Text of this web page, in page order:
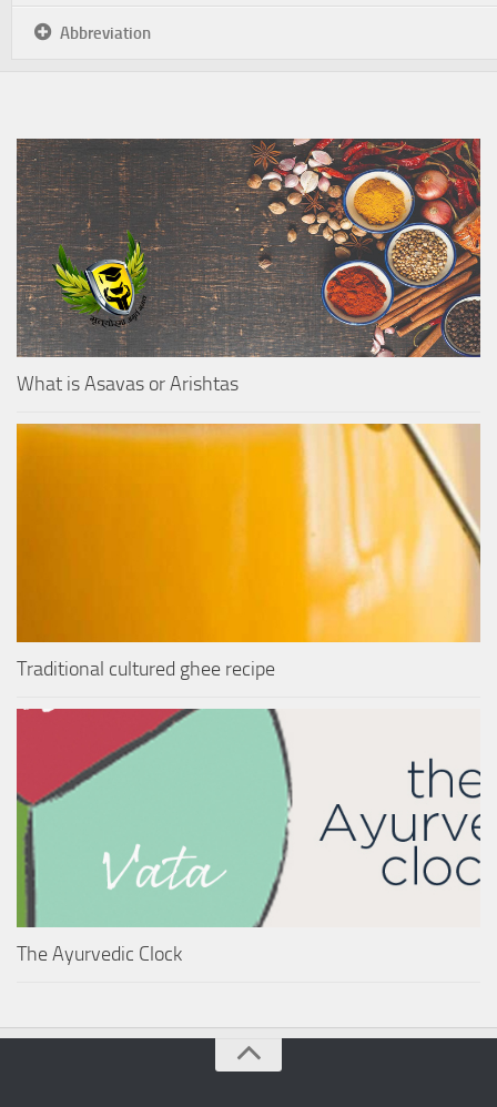
Abbreviation
What is Asavas or Arishtas
Traditional cultured ghee recipe
The Ayurvedic Clock